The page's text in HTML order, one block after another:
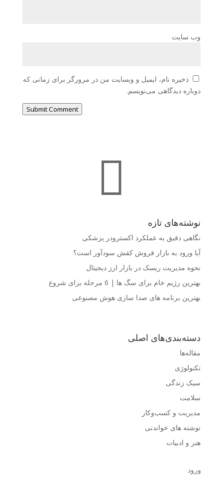
وب‌ سایت
ذخیره نام، ایمیل و وبسایت من در مرورگر برای زمانی که
دوباره دیدگاهی می‌نویسم.
Submit Comment

نوشته‌های تازه
نگاهی دقیق به عملکرد اکسترودر پزشکی
آیا ورود به بازار فروش کفش سودآور است؟
نحوه مدیریت ریسک در بازار ارز دیجیتال
بهترین رژیم خام برای سگ ها | 6 مرحله برای شروع
بهترین برنامه های صدا سازی هوش مصنوعی
دسته‌بندی‌های اصلی
مقاله‌ها
تکنولوژی
سبک زندگی
سلامت
مدیریت و کسب‌وکار
نوشته های خواندنی
هنر و ادبیات
ورود